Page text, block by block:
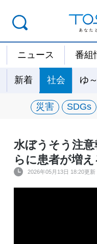
ニュース 番組
新着 社会 ゆ
災害 SDGs
水ぼうそう注
らに患者が増
2026年05月13日 18:20更新